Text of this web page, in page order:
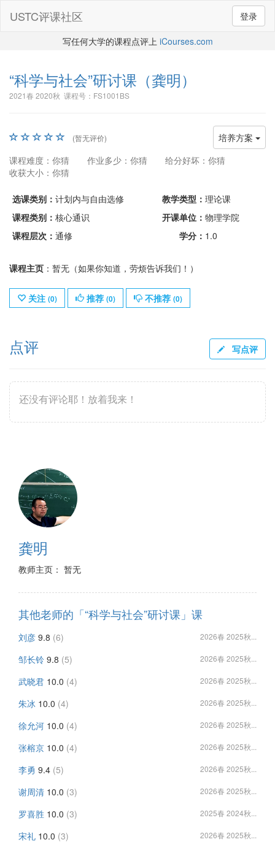
登录
USTC评课社区
写任何大学的课程点评上 iCourses.com
“科学与社会”研讨课 （龚明）
2021春 2020秋 课程号：FS1001BS
培养方案
(暂无评价)
课程难度：你猜 作业多少：你猜
给分好坏：你猜
收获大小：你猜
选课类别： 计划内与自由选修 教学类型： 理论课
课程类别： 核心通识 开课单位： 物理学院
课程层次： 通修 学分： 1.0
课程主页 ：暂无（如果你知道，劳烦告诉我们！）
关注 (0) 推荐 (0) 不推荐 (0)
点评 写点评
还没有评论耶！放着我来！
龚明
教师主页： 暂无
其他老师的「“科学与社会”研讨课」课
刘彦 9.8 (6) 2026春 2025秋...
邹长铃 9.8 (5) 2026春 2025秋...
武晓君 10.0 (4) 2026春 2025秋...
朱冰 10.0 (4) 2026春 2025秋...
徐允河 10.0 (4) 2026春 2025秋...
张榕京 10.0 (4) 2026春 2025秋...
李勇 9.4 (5) 2026春 2025秋...
谢周清 10.0 (3) 2026春 2025秋...
罗喜胜 10.0 (3) 2025春 2024秋...
宋礼 10.0 (3) 2026春 2025秋...